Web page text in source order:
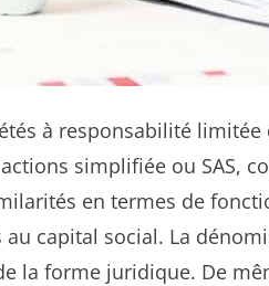
à responsabilité
simplifiée ou SAS,
en termes de
capital social. La
forme juridique. De